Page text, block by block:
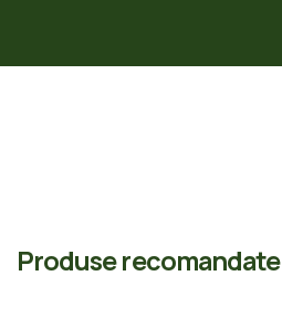
Produse recomandate